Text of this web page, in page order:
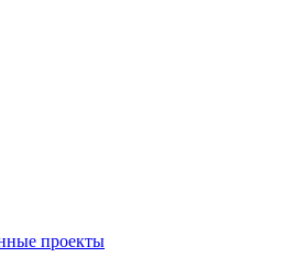
проекты